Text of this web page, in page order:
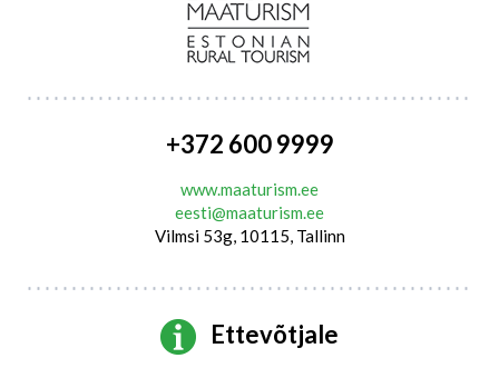
+372 600 9999
www.maaturism.ee
eesti@maaturism.ee
Vilmsi 53g, 10115, Tallinn
Ettevõtjale